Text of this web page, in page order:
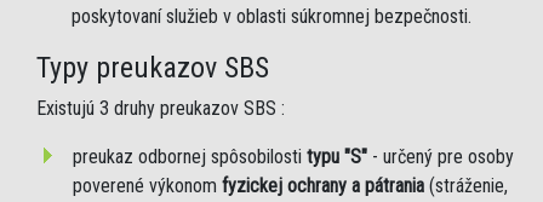
poskytovaní služieb v oblasti súkromnej bezpečnosti.
Typy preukazov SBS
Existujú 3 druhy preukazov SBS :
preukaz odbornej spôsobilosti typu "S" - určený pre osoby
poverené výkonom fyzickej ochrany a pátrania (stráženie,